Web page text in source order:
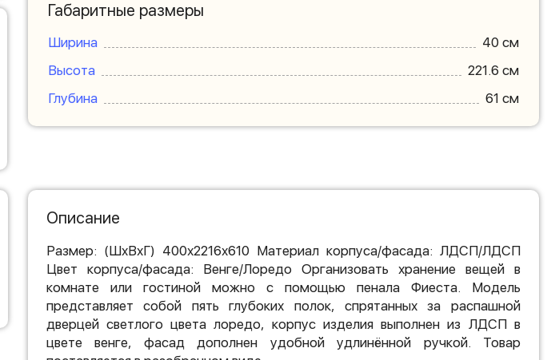
Габаритные размеры
Ширина
40 см
Высота
221.6 см
Глубина
61 см
Описание
Размер: (ШхВхГ) 400х2216х610 Материал корпуса/фасада: ЛДСП/ЛДСП
Цвет корпуса/фасада: Венге/Лоредо Организовать хранение вещей в
комнате или гостиной можно с помощью пенала Фиеста. Модель
представляет собой пять глубоких полок, спрятанных за распашной
дверцей светлого цвета лоредо, корпус изделия выполнен из ЛДСП в
цвете венге, фасад дополнен удобной удлинённой ручкой. Товар